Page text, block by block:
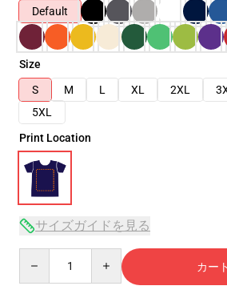
Default
Size
S
M L XL 2XL
5XL
Print Location
サイズガイドを見る
カー